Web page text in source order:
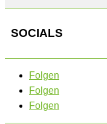
SOCIALS
Folgen
Folgen
Folgen